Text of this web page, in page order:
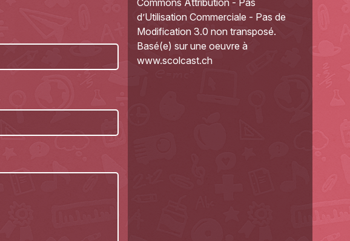
d’Utilisation Commerciale - Pas de
Modification 3.0 non transposé.
Basé(e) sur une oeuvre à
www.scolcast.ch